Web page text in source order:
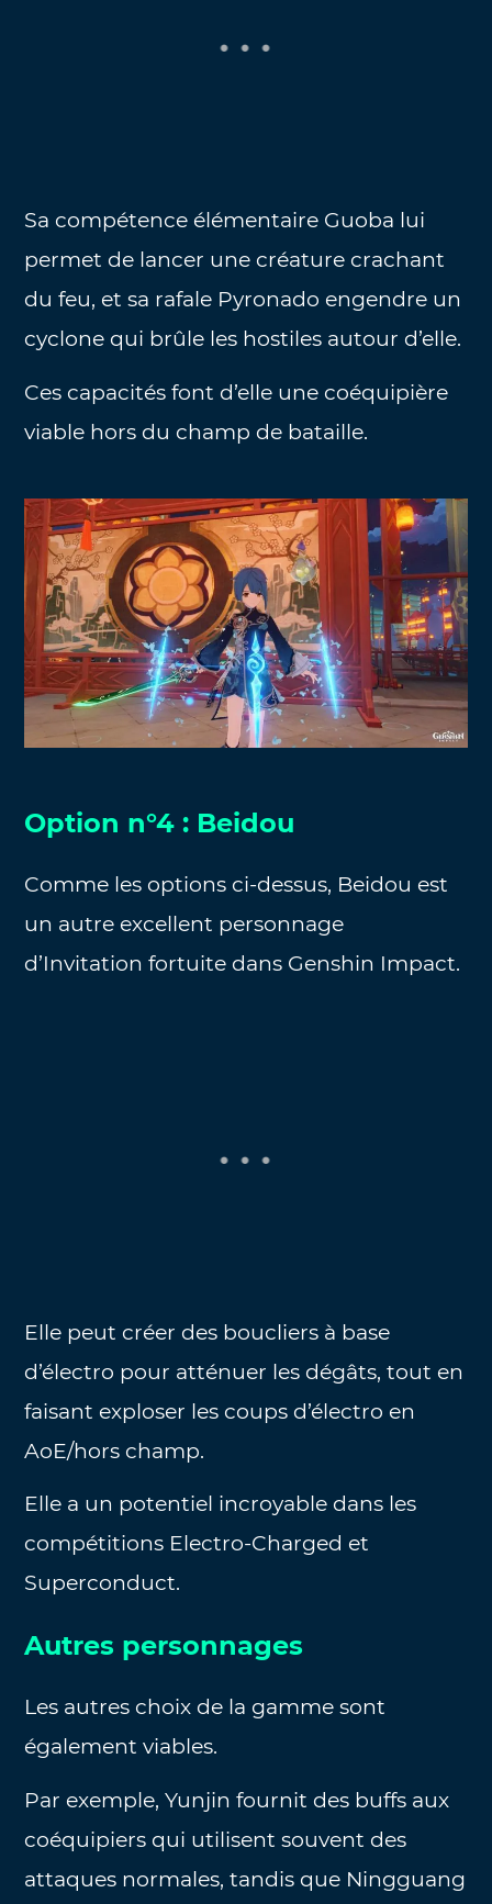
Sa compétence élémentaire Guoba lui
permet de lancer une créature crachant
du feu, et sa rafale Pyronado engendre un
cyclone qui brûle les hostiles autour d’elle.
Ces capacités font d’elle une coéquipière
viable hors du champ de bataille.
Option n°4 : Beidou
Comme les options ci-dessus, Beidou est
un autre excellent personnage
d’Invitation fortuite dans Genshin Impact.
Elle peut créer des boucliers à base
d’électro pour atténuer les dégâts, tout en
faisant exploser les coups d’électro en
AoE/hors champ.
Elle a un potentiel incroyable dans les
compétitions Electro-Charged et
Superconduct.
Autres personnages
Les autres choix de la gamme sont
également viables.
Par exemple, Yunjin fournit des buffs aux
coéquipiers qui utilisent souvent des
attaques normales, tandis que Ningguang